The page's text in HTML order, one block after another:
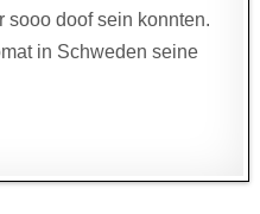
sooo doof sein konnten.
in Schweden seine